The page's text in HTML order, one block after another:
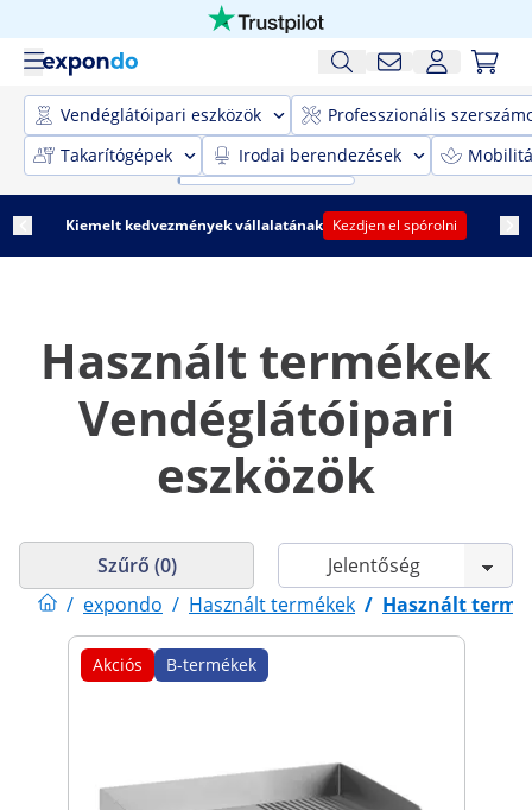
Vendéglátóipari eszközök
Professzionális
Takarítógépek
Irodai berendezések
Kiemelt kedvezmények vállalatának Kezdjen el spórolni
Használt termékek
Vendéglátóipari
eszközök
/ expondo / Használt termékek / Használt
Szűrő (0)
Akciós B-termékek